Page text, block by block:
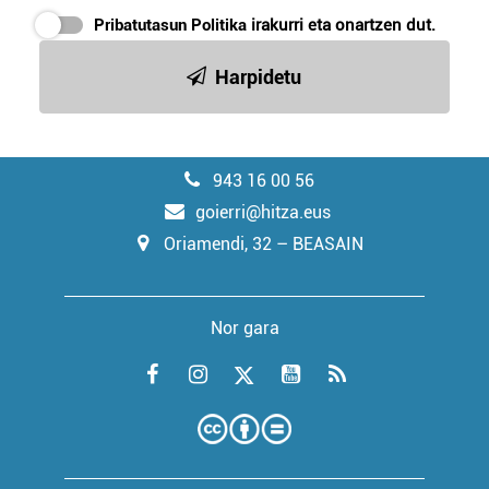
Pribatutasun Politika irakurri eta onartzen dut.
Harpidetu
943 16 00 56
goierri@hitza.eus
Oriamendi, 32 – BEASAIN
Nor gara